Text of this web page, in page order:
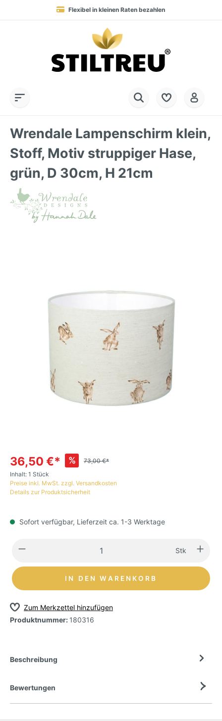
Flexibel in kleinen Raten bezahlen
Blitzversand in 1-2 Werktagen nach DE, AT & NL
+49 (0) 28 32 - 408 990 0
Dauerhaft hohe Warenverfügbarkeit
SSL-verschlüsselt online einkaufen
Wrendale Lampenschirm klein,
Stoff, Motiv struppiger Hase,
grün, D 30cm, H 21cm
36,50 €* %
73,00 €*
Inhalt: 1 Stück
Preise inkl. MwSt. zzgl. Versandkosten
Details zur Produktsicherheit
Sofort verfügbar, Lieferzeit ca. 1-3 Werktage
Stk
IN DEN WARENKORB
Zum Merkzettel hinzufügen
Produktnummer: 180316
Beschreibung
Bewertungen